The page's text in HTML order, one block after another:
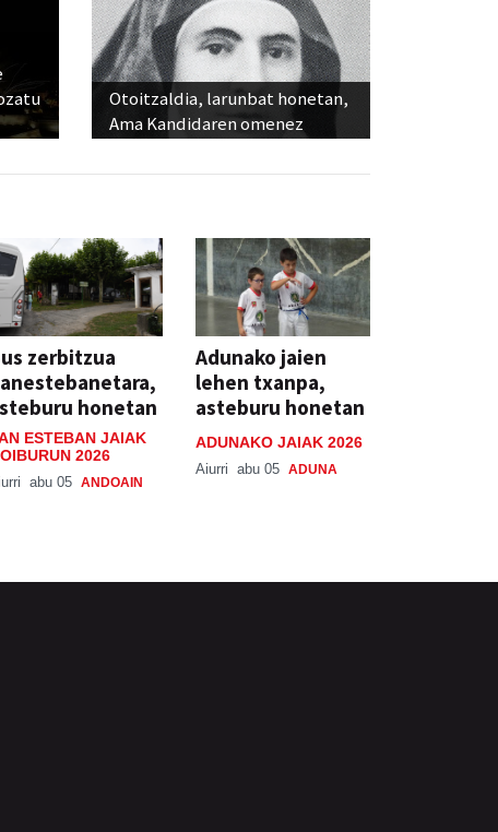
Otoitzaldia, larunbat honetan,
Ama Kandidaren omenez
zerbitzua
honetan
ESTEBAN JAIAK
2026
abu 05 ANDOAIN
Adunako jaien
lehen txanpa,
asteburu honetan
ADUNAKO JAIAK 2026
Aiurri abu 05 ADUNA